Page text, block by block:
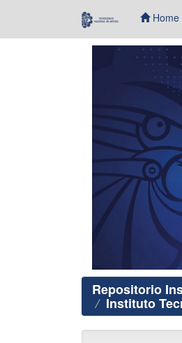
Home
Repositorio
Instituto